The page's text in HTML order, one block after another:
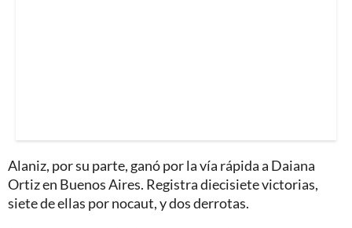
Alaniz, por su parte, ganó por la vía rápida a Daiana
Ortiz en Buenos Aires. Registra diecisiete victorias,
siete de ellas por nocaut, y dos derrotas.